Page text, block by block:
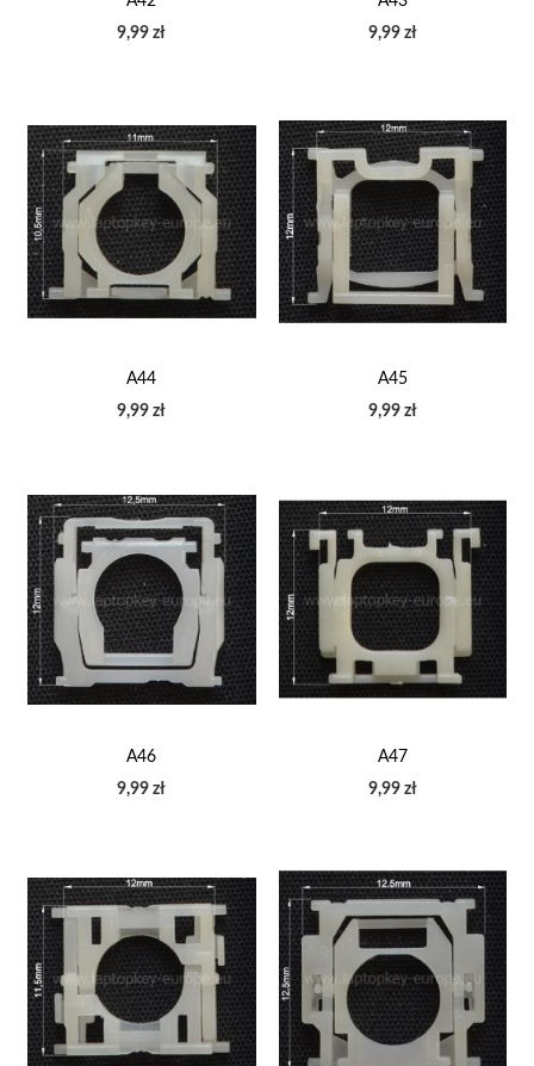
9,99 zł
9,99 zł
A44
9,99 zł
A45
9,99 zł
A46
9,99 zł
A47
9,99 zł